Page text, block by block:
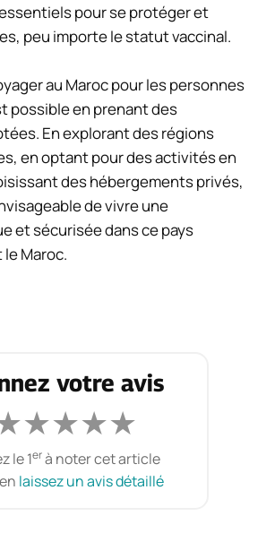
pour se protéger et
peu importe le statut vaccinal.
au Maroc pour les personnes
possible en prenant des
En explorant des régions
en optant pour des activités en
des hébergements privés,
de vivre une
et sécurisée dans ce pays
Maroc.
votre avis
★★★★
le 1erà noter cet article
laissez un avis détaillé